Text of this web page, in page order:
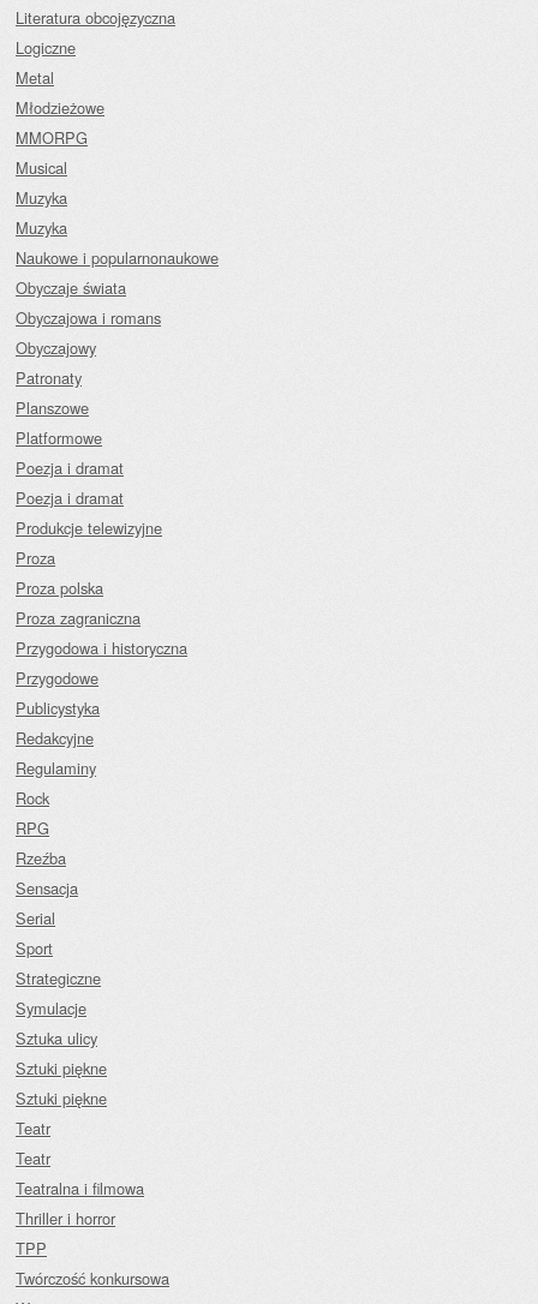
Literatura obcojęzyczna
Logiczne
Metal
Młodzieżowe
MMORPG
Musical
Muzyka
Muzyka
Naukowe i popularnonaukowe
Obyczaje świata
Obyczajowa i romans
Obyczajowy
Patronaty
Planszowe
Platformowe
Poezja i dramat
Poezja i dramat
Produkcje telewizyjne
Proza
Proza polska
Proza zagraniczna
Przygodowa i historyczna
Przygodowe
Publicystyka
Redakcyjne
Regulaminy
Rock
RPG
Rzeźba
Sensacja
Serial
Sport
Strategiczne
Symulacje
Sztuka ulicy
Sztuki piękne
Sztuki piękne
Teatr
Teatr
Teatralna i filmowa
Thriller i horror
TPP
Twórczość konkursowa